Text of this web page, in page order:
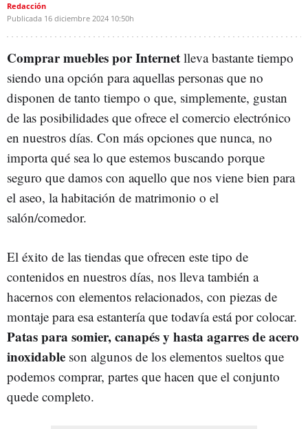
Redacción
Publicada 16 diciembre 2024 10:50h
Comprar muebles por Internet lleva bastante tiempo
siendo una opción para aquellas personas que no
disponen de tanto tiempo o que, simplemente, gustan
de las posibilidades que ofrece el comercio electrónico
en nuestros días. Con más opciones que nunca, no
importa qué sea lo que estemos buscando porque
seguro que damos con aquello que nos viene bien para
el aseo, la habitación de matrimonio o el
salón/comedor.
El éxito de las tiendas que ofrecen este tipo de
contenidos en nuestros días, nos lleva también a
hacernos con elementos relacionados, con piezas de
montaje para esa estantería que todavía está por colocar.
Patas para somier, canapés y hasta agarres de acero
inoxidable son algunos de los elementos sueltos que
podemos comprar, partes que hacen que el conjunto
quede completo.